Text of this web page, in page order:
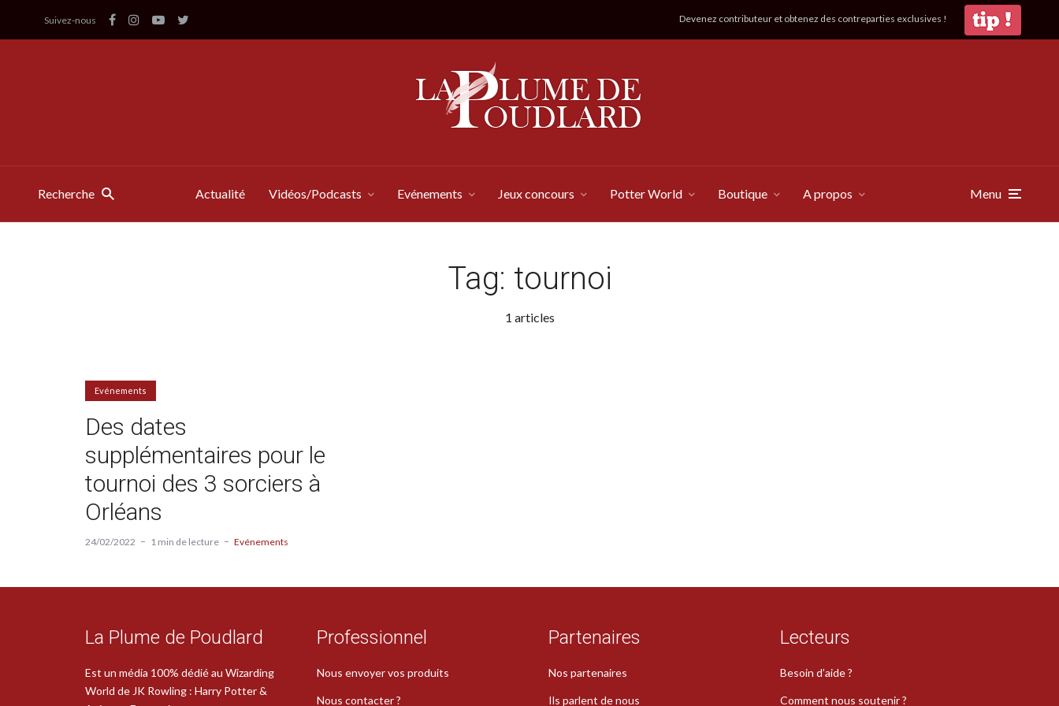
Suivez-nous Devenez contributeur et obtenez des contreparties exclusives !
Recherche Actualité Vidéos/Podcasts Evénements Jeux concours Potter World Boutique A propos Menu
Tag: tournoi
1 articles
Evénements
Des dates
supplémentaires pour le
tournoi des 3 sorciers à
Orléans
24/02/2022 1 min de lecture Evénements
La Plume de Poudlard
Est un média 100% dédié au Wizarding
World de JK Rowling : Harry Potter &
Professionnel
Nous envoyer vos produits
Nous contacter ?
Partenaires
Nos partenaires
Ils parlent de nous
Lecteurs
Besoin d’aide ?
Comment nous soutenir ?